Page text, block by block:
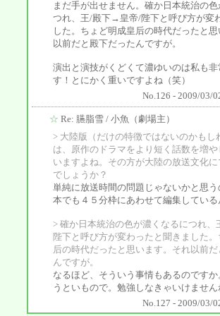
まだ手が出せません。確か日本統治の
つれ、王/殿下→皇帝/陛下と呼び方が変
した。ちょど明成皇后の時代だったと
以前だと殿下だったんですが。
演出と演技がくどくて濃ゆいのは私も非
す！とにかく重いですよね（笑）
No.126 - 2009/03/
☆ Re: 臙脂雪 / 小魚（劇場主）
> 大陸版（だけの特徴ではないのかもし
は、原作のドラマをより短く話数を増
いますよね。その方が大陸の放送文化
でしょうか？
単純に放送時間の問題じゃないかと思う
本でも４５分枠にあわせて編集している
> 確か日本統治の色が濃くなるにつれ
陛下と呼び方が変わったと聞きました
后の時代だったと思います。それ以前だ
んですが。
なるほど、そういう事情もあるのです
うといもので。勉強しなきゃいけません
No.127 - 2009/03/